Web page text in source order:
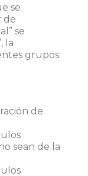
se
de
se
la
grupos:
de
sean de la